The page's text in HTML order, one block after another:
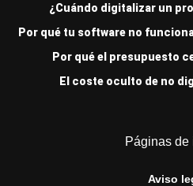
¿Cuándo digitalizar un
Por qué tu software no
Por qué el presupuesto
El coste oculto de no
Páginas de
Aviso